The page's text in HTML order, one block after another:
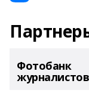
Фотобанк